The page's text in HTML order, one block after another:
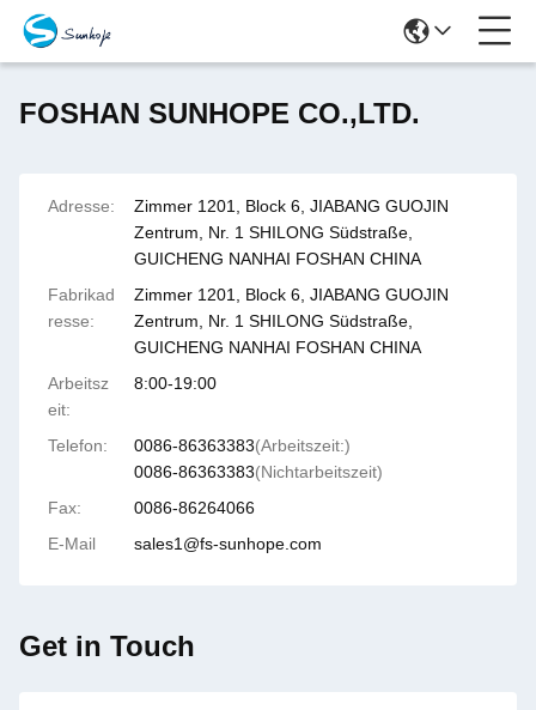
FOSHAN SUNHOPE CO.,LTD.
Adresse:
Zimmer 1201, Block 6, JIABANG GUOJIN
Zentrum, Nr. 1 SHILONG Südstraße,
GUICHENG NANHAI FOSHAN CHINA
Fabrikad
resse:
Zimmer 1201, Block 6, JIABANG GUOJIN
Zentrum, Nr. 1 SHILONG Südstraße,
GUICHENG NANHAI FOSHAN CHINA
Arbeitsz
eit:
8:00-19:00
Telefon: 0086-86363383(Arbeitszeit:)
0086-86363383(Nichtarbeitszeit)
Fax:
0086-86264066
E-Mail
sales1@fs-sunhope.com
Get in Touch